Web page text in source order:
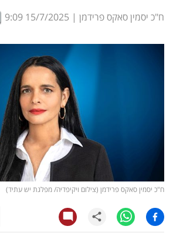
משפט
מדדים
ויראלי
טלוויזיה
ח"כ יסמין סאקס פרידמן |
15/7/2025
9:09
ח"כ יסמין סאקס פרידמן (צילום ויקיפדיה/ מפלגת יש עתיד)